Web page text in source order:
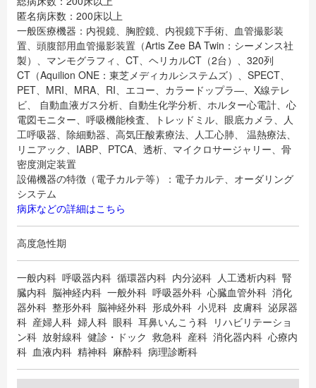
匿名病床数：200床以上
一般医療機器：内視鏡、胸腔鏡、内視鏡下手術、血管撮影装
置、頭腹部用血管撮影装置（Artis Zee BA Twin：シーメンス社
製）、マンモグラフィ、CT、ヘリカルCT（2台）、320列
CT（Aquilion ONE：東芝メディカルシステムズ）、SPECT、
PET、MRI、MRA、RI、エコー、カラードップラ―、X線テレ
ビ、 自動血液ガス分析、自動生化学分析、ホルター心電計、心
電図モニター、呼吸機能検査、トレッドミル、眼底カメラ、人
工呼吸器、除細動器、高気圧酸素療法、人工心肺、 温熱療法、
リニアック、IABP、PTCA、透析、マイクロサージャリー、骨
密度測定装置
設備機器の特徴（電子カルテ等）：電子カルテ、オーダリング
システム
病床などの詳細はこちら
高度急性期
一般内科 呼吸器内科 循環器内科 内分泌科 人工透析内科 腎
臓内科 脳神経内科 一般外科 呼吸器外科 心臓血管外科 消化
器外科 整形外科 脳神経外科 形成外科 小児科 皮膚科 泌尿器
科 産婦人科 婦人科 眼科 耳鼻いんこう科 リハビリテーショ
ン科 放射線科 健診・ドック 救急科 産科 消化器内科 心療内
科 血液内科 精神科 麻酔科 病理診断科